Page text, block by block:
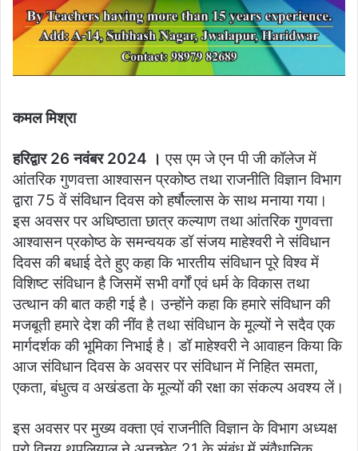
कमल मिश्रा
हरिद्वार 26 नवंबर 2024 ।एस एम जे एन पी जी कॉलेज में
आंतरिक गुणवत्ता आश्वासन प्रकोष्ठ तथा राजनीति विज्ञान विभाग
द्वारा 75 वें संविधान दिवस को हर्षौल्लास के साथ मनाया गया।
इस अवसर पर अधिष्ठाता छात्र कल्याण तथा आंतरिक गुणवत्ता
आश्वासन प्रकोष्ठ के समन्वयक डॉ संजय माहेश्वरी ने संविधान
दिवस की बधाई देते हुए कहा कि भारतीय संविधान पूरे विश्व में
विशिष्ट संविधान है जिसमें सभी वर्गों एवं धर्म के विकास तथा
उत्थान की बात कही गई है। उन्होंने कहा कि हमारे संविधान की
मजबूती हमारे देश की नींव है तथा संविधान के मूल्यों ने सदैव एक
मार्गदर्शक की भूमिका निभाई है। डॉ माहेश्वरी ने आवाहन किया कि
आज संविधान दिवस के अवसर पर संविधान में निहित समता,
एकता, बंधुत्व व अखंडता के मूल्यों की रक्षा का संकल्प अवश्य लें।
इस अवसर पर मुख्य वक्ता एवं राजनीति विज्ञान के विभाग अध्यक्ष